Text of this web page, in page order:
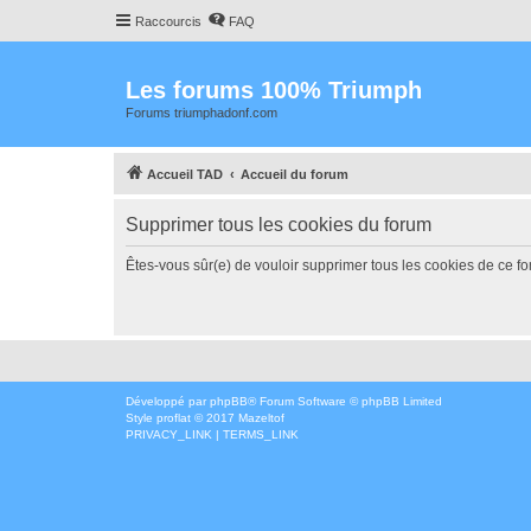
Raccourcis FAQ
Les forums 100% Triumph
Forums triumphadonf.com
Accueil TAD Accueil du forum
Supprimer tous les cookies du forum
Êtes-vous sûr(e) de vouloir supprimer tous les cookies de ce
Développé par phpBB® Forum Software © phpBB Limited
Style proflat © 2017 Mazeltof
PRIVACY_LINK | TERMS_LINK